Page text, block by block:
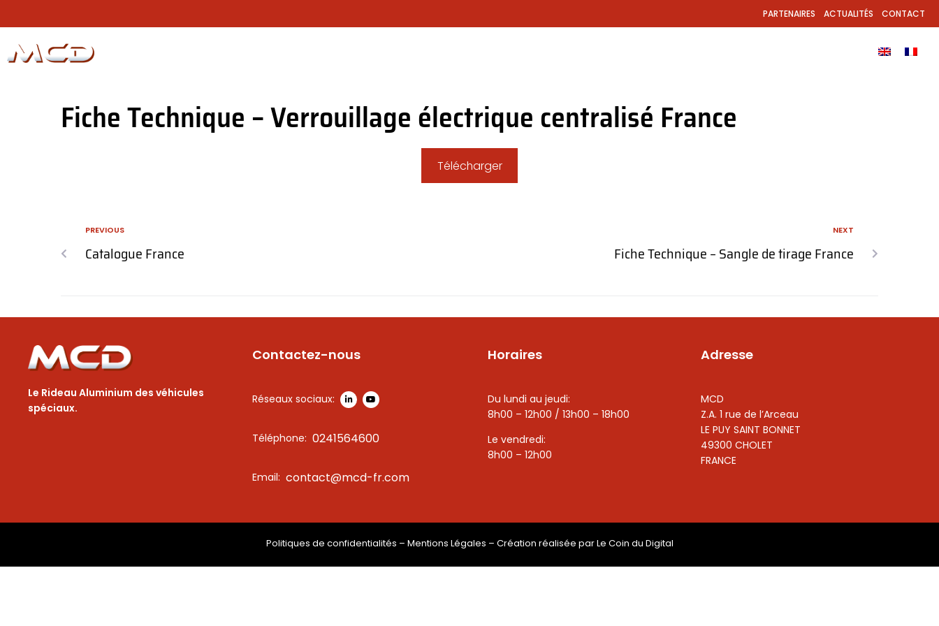
PARTENAIRES ACTUALITÉS CONTACT
Fiche Technique – Verrouillage électrique centralisé France
Télécharger
PREVIOUS
Catalogue France
NEXT
Fiche Technique – Sangle de tirage France
Le Rideau Aluminium des véhicules
spéciaux.
Contactez-nous
Réseaux sociaux:
Téléphone: 0241564600
Email: contact@mcd-fr.com
Horaires
Du lundi au jeudi:
8h00 – 12h00 / 13h00 – 18h00
Le vendredi:
8h00 – 12h00
Adresse
MCD
Z.A. 1 rue de l’Arceau
LE PUY SAINT BONNET
49300 CHOLET
FRANCE
Politiques de confidentialités – Mentions Légales – Création réalisée parLe Coin du Digital